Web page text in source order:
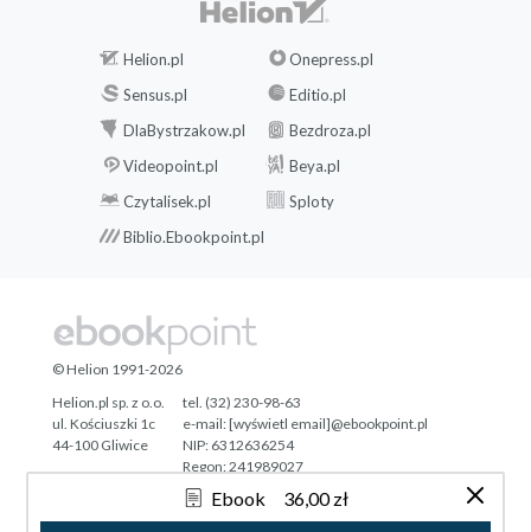
Ebook 36,00 zł
Helion.pl
Onepress.pl
Sensus.pl
Editio.pl
DlaBystrzakow.pl
Bezdroza.pl
Videopoint.pl
Beya.pl
Czytalisek.pl
Sploty
Biblio.Ebookpoint.pl
Tonik.pl
© Helion 1991-2026
Helion.pl sp. z o.o.
ul. Kościuszki 1c
44-100 Gliwice
tel. (32) 230-98-63
e-mail:[wyświetl email]@ebookpoint.pl
NIP: 6312636254
Regon: 241989027